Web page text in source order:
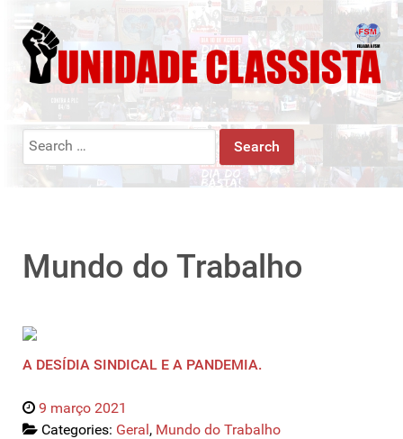
Search
Mundo do Trabalho
A DESÍDIA SINDICAL E A PANDEMIA.
9 março 2021
Categories: Geral, Mundo do Trabalho